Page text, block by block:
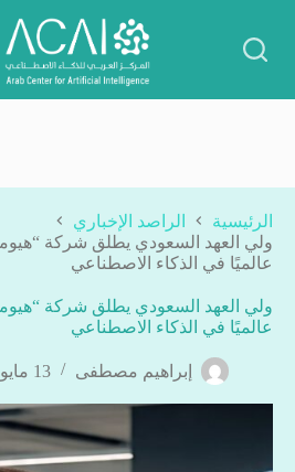
المحتوى
الرئيسية
الراصد الإخباري
ولي العهد السعودي يطلق شركة
عالميًا في الذكاء الاصطناعي
ولي العهد السعودي يطلق شركة
عالميًا في الذكاء الاصطناعي
إبراهيم مصطفى 13 مايو, 2025